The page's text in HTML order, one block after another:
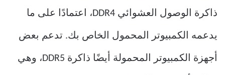
ذاكرة الوصول العشوائي DDR4، اعتمادًا على ما
يدعمه الكمبيوتر المحمول الخاص بك. تدعم بعض
أجهزة الكمبيوتر المحمولة أيضًا ذاكرة DDR5، وهي